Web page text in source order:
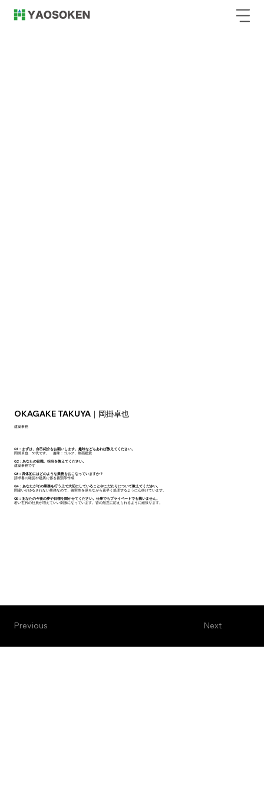
OKAGAKE TAKUYA｜岡掛卓也
建築事務
Q1：まずは、自己紹介をお願いします。趣味などもあれば教えてください。
岡掛卓也 50代です。 趣味：ゴルフ、映画鑑賞
Q2：あなたの役職、担当を教えてください。
建築事務です
Q3：具体的にはどのような業務をおこなっていますか？
請求書の確認や建築に係る書類等作成
Q4：あなたがその業務を行う上で大切にしていることやこだわりについて教えてください。
間違いがゆるされない業務なので、確実性を保ちながら素早く処理するように心掛けています。
Q5：あなたの今後の夢や目標を聞かせてください。仕事でもプライベートでも構いません。
若い世代の社員が増えていい刺激になっています。皆の熱意に応えられるように頑張ります。
Next
Previous